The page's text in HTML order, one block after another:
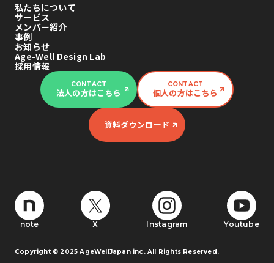
私たちについて
サービス
メンバー紹介
事例
お知らせ
Age-Well Design Lab
採用情報
CONTACT
法人の方はこちら
CONTACT
個人の方はこちら
資料ダウンロード
note X Instagram Youtube
Copyright © 2025 AgeWellJapan inc. All Rights Reserved.